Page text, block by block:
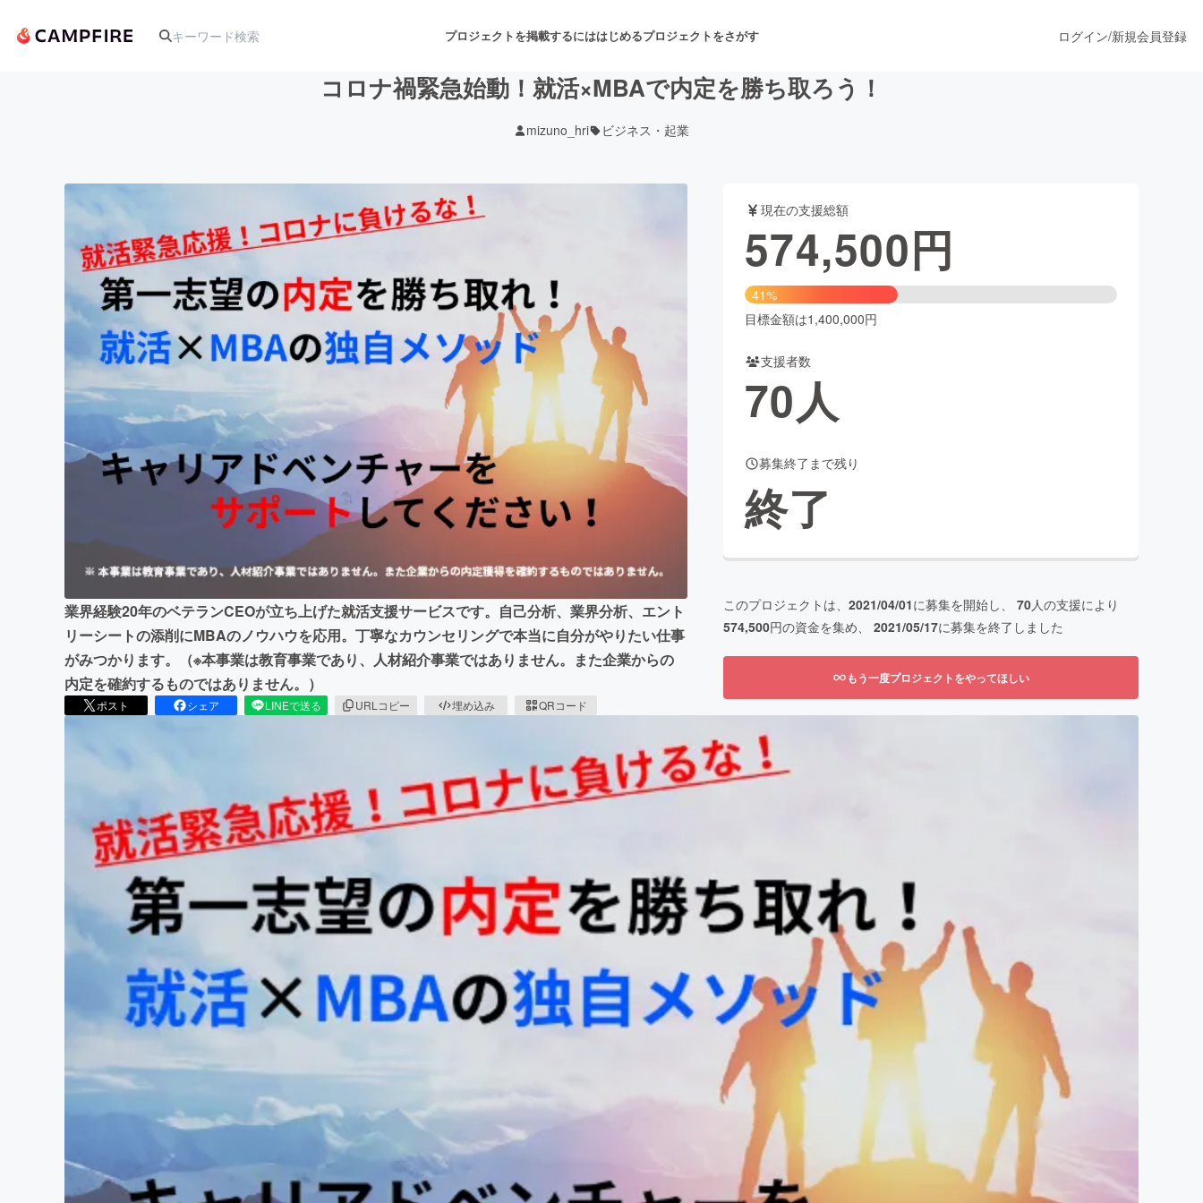
プロジェクトを掲載するにははじめるプロジェクトをさがす
音楽 舞台・パフォーマンス
ファッション
書籍・雑誌出版
ビジネス・起業 チャレンジ ビューティー・ヘルスケア
まちづくり・地域活性化
CAMPFIRE for Social Good
CAMPFIRE Creation
CAMPFIREふるさと納税
コミュニティ
ログイン/新規会員登録
コロナ禍緊急始動！就活×MBAで内定を勝ち取ろう！
mizuno_hri ビジネス・起業
業界経験20年のベテランCEOが立ち上げた就活支援サービスです。自己分析、業界分析、エント
リーシートの添削にMBAのノウハウを応用。丁寧なカウンセリングで本当に自分がやりたい仕事
がみつかります。（※本事業は教育事業であり、人材紹介事業ではありません。また企業からの
内定を確約するものではありません。）
ポスト シェア LINEで送る URLコピー 埋め込み QRコード
現在の支援総額
574,500円
41%
目標金額は1,400,000円
支援者数
70人
募集終了まで残り
終了
このプロジェクトは、 2021/04/01に募集を開始し、 70人の支援により
574,500円の資金を集め、 2021/05/17に募集を終了しました
もう一度プロジェクトをやってほしい